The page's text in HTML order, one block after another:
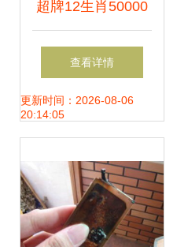
超牌12生肖50000
系列蛇年移动电源
传统美学与现代科
查看详情
更新时间：2026-08-06
20:14:05